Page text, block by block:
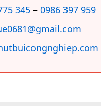
345 – 0986 397 959